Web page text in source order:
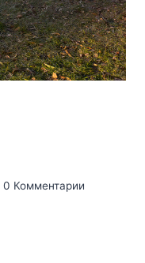
0 Комментарии